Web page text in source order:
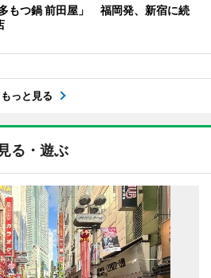
もつ鍋 前田屋」 福岡発、新宿に続
もっと見る
見る・遊ぶ